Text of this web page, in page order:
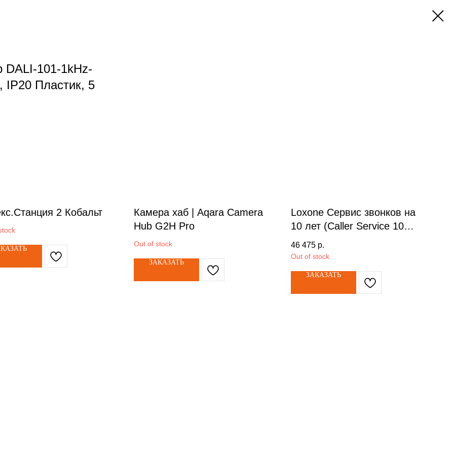
101-1kHz-
IP20 Пластик, 5
2 Кобальт
Камера хаб | Aqara Camera
Hub G2H Pro
Out of stock
ЗАКАЗАТЬ
Loxone Сервис звонков на
10 лет (Caller Service 10
Years) арт. 100202
46 475 р.
Out of stock
ЗАКАЗАТЬ